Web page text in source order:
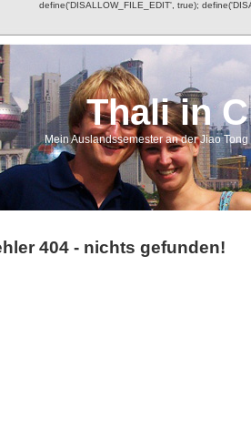
define('DISALLOW_FILE_EDIT', true);
Thali in
Mein Auslandssemester an der Jiao
404 - nichts gefunden!